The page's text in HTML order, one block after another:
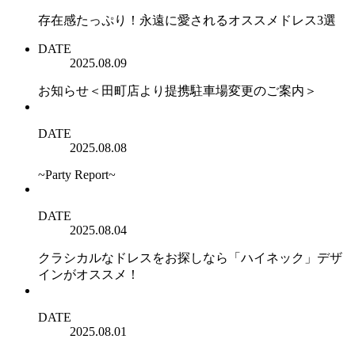
存在感たっぷり！永遠に愛されるオススメドレス3選
DATE
2025.08.09
お知らせ＜田町店より提携駐車場変更のご案内＞
DATE
2025.08.08
~Party Report~
DATE
2025.08.04
クラシカルなドレスをお探しなら「ハイネック」デザ
インがオススメ！
DATE
2025.08.01